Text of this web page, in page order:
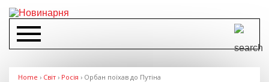
Home › Світ › Росія › Орбан поїхав до Путіна